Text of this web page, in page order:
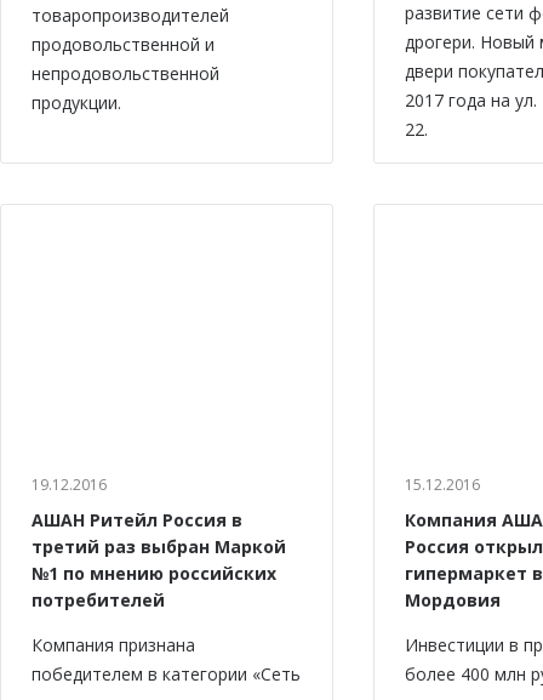
товаропроизводителей
продовольственной и
непродовольственной
продукции.
развитие сети
дрогери. Новый
двери
2017 года на
22.
19.12.2016
АШАН Ритейл Россия в
третий раз выбран Маркой
№1 по мнению российских
потребителей
Компания признана
победителем в категории «Сеть
15.12.2016
Компания
Россия
гипермаркет
Мордовия
Инвестиции в
более 400 млн